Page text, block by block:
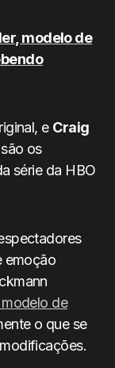
modelo de
e Craig
os
série da HBO
emoção
de
o que se